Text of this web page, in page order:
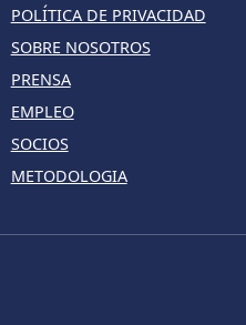
POLÍTICA DE PRIVACIDAD
SOBRE NOSOTROS
PRENSA
EMPLEO
SOCIOS
METODOLOGIA